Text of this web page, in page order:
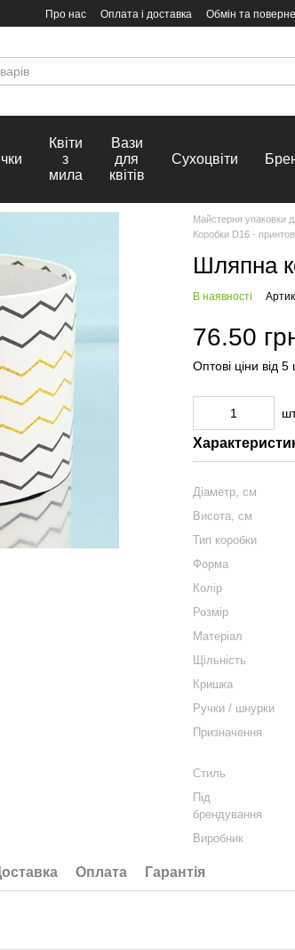
Про нас Оплата і доставка Обмін та
Квіти
з
мила
Вази
для
квітів
Сухоцвіти
Майстерня упаковки
Коробки D16 -
Шляпна
В наявності
76.50
Оптові ціни від 5
Діаметр, см
Висота, см
Тип коробки
Форма
Колір
Розмір
Матеріал
Щільність
Кришка
Ручки / шнурки
Призначення
Стиль
Під
брендування
Виробник
Оплата Гарантія